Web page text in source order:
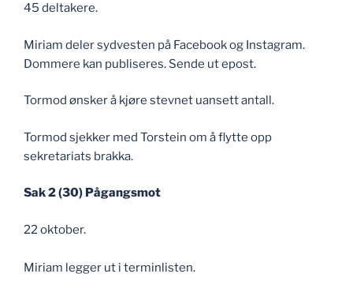
45 deltakere.
Miriam deler sydvesten på Facebook og Instagram.
Dommere kan publiseres. Sende ut epost.
Tormod ønsker å kjøre stevnet uansett antall.
Tormod sjekker med Torstein om å flytte opp
sekretariats brakka.
Sak 2 (30) Pågangsmot
22 oktober.
Miriam legger ut i terminlisten.